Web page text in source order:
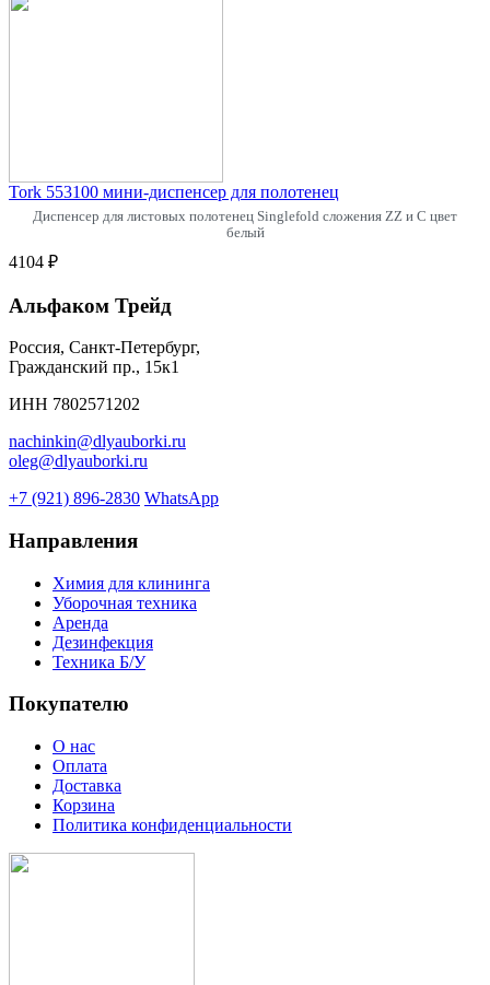
Tork 553100 мини-диспенсер для полотенец
Диспенсер для листовых полотенец Singlefold сложения ZZ и C цвет
белый
4104 ₽
Альфаком Трейд
Россия, Санкт-Петербург,
Гражданский пр., 15к1
ИНН 7802571202
nachinkin@dlyauborki.ru
oleg@dlyauborki.ru
+7 (921) 896-2830 WhatsApp
Направления
Химия для клининга
Уборочная техника
Аренда
Дезинфекция
Техника Б/У
Покупателю
О нас
Оплата
Доставка
Корзина
Политика конфиденциальности